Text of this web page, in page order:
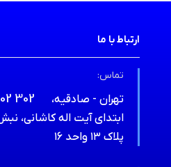
ارتباط با ما
تماس:
302
تهران - صادقیه،
ابتدای آیت اله کاشانی،
پلاک ۱۳ واحد ۱۶